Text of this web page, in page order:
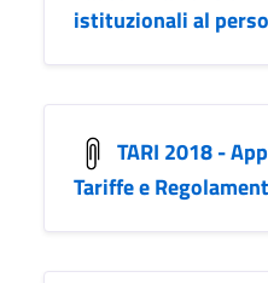
istituzionali al
TARI 2018 -
Tariffe e